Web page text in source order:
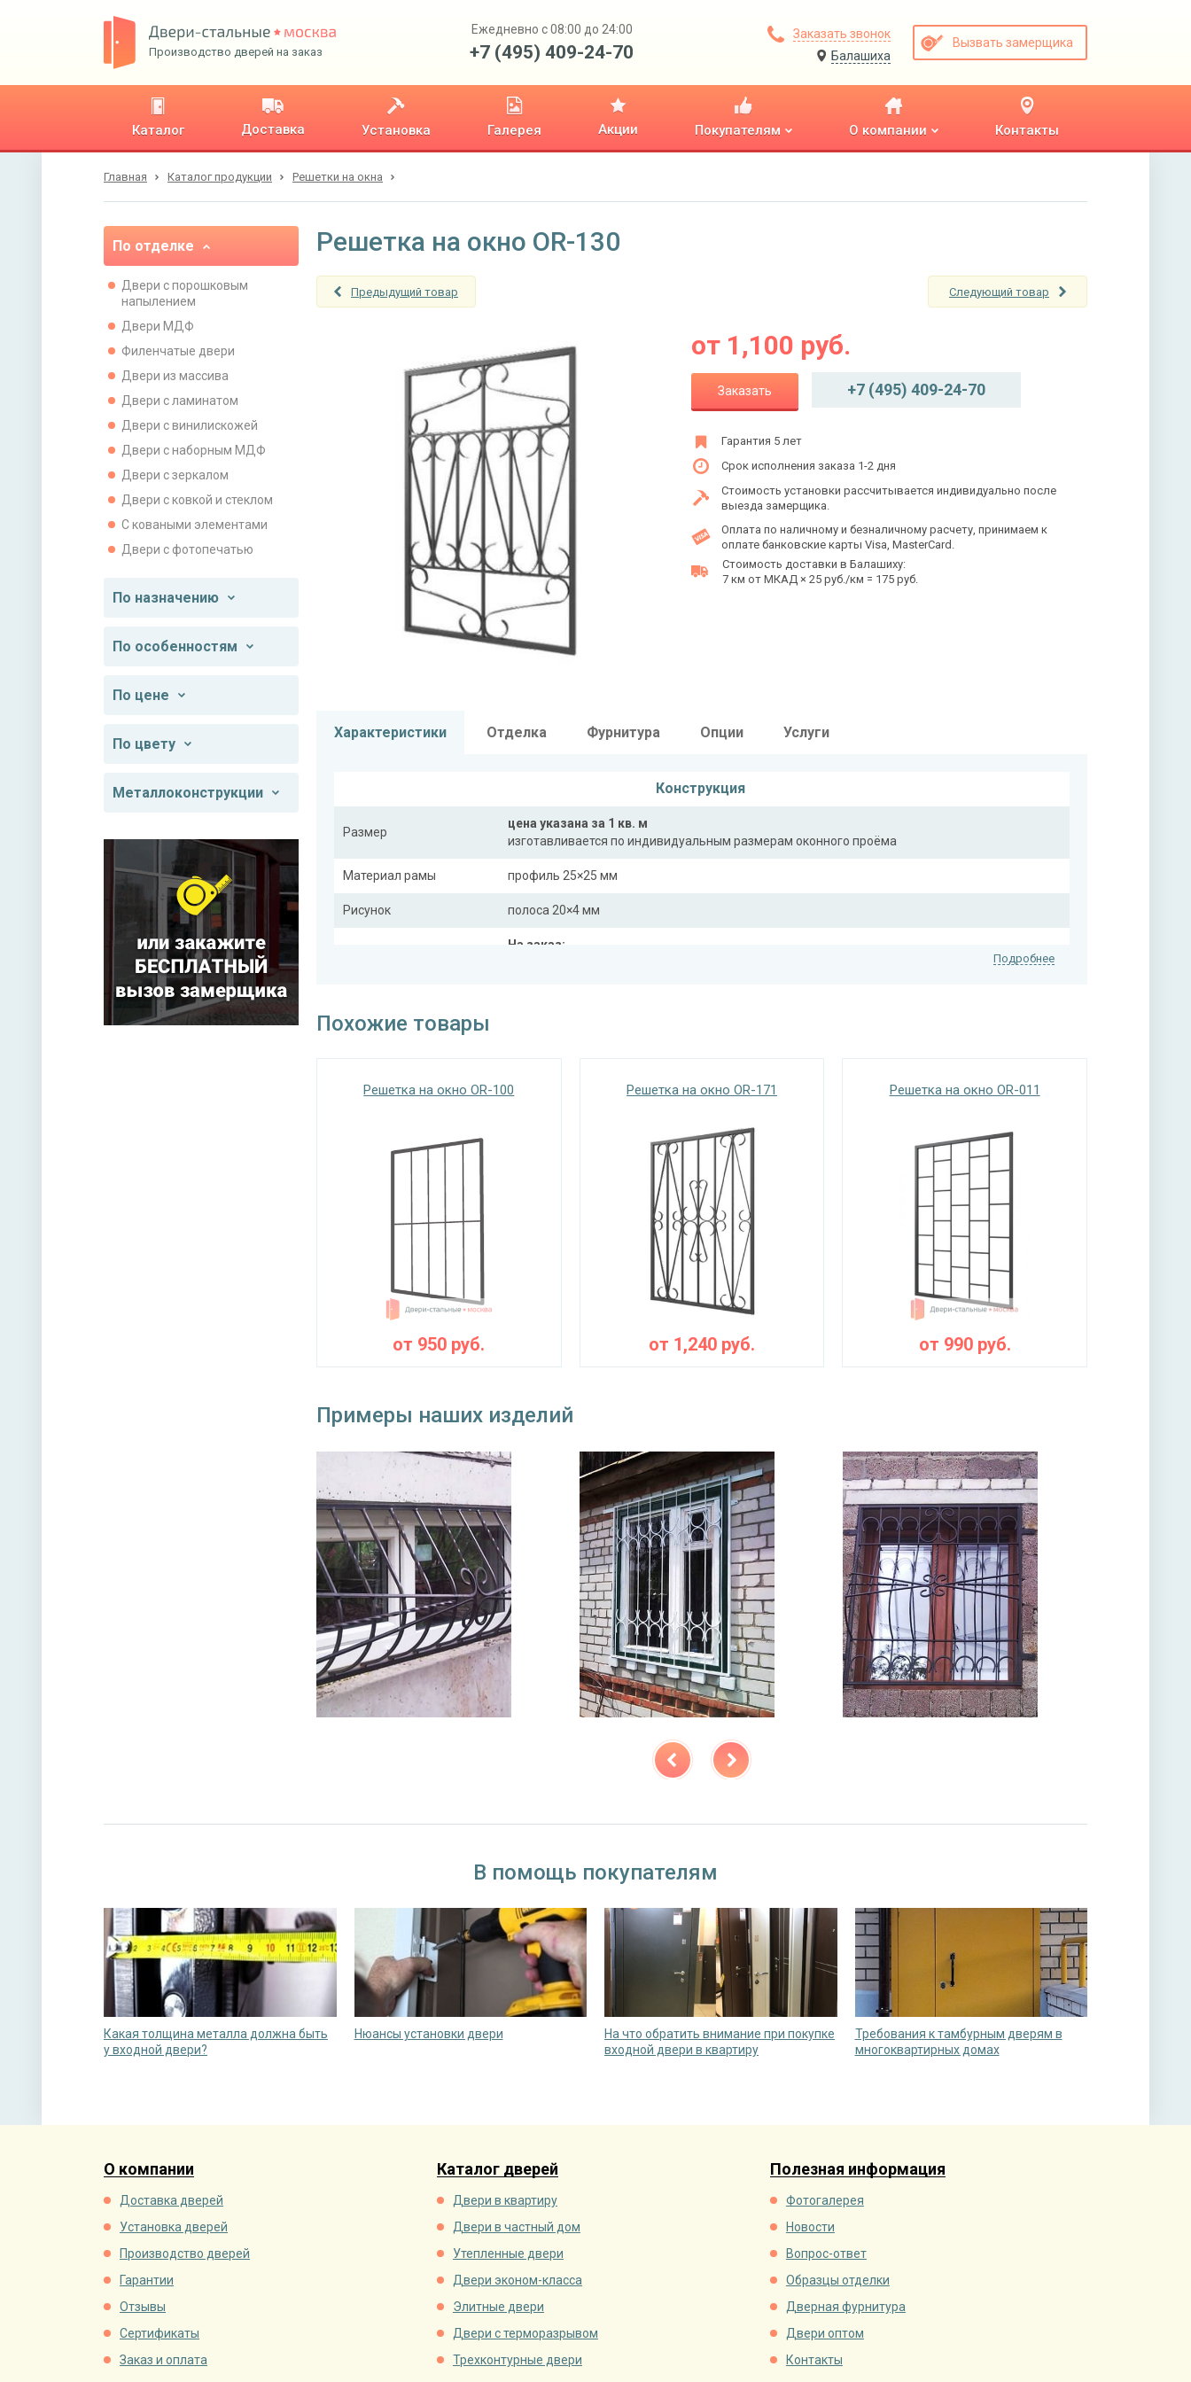
Производство дверей на заказ
Ежедневно с 08:00 до 24:00
+7 (495) 409-24-70
Заказать звонок
Балашиха
Вызвать замерщика
Каталог Доставка Установка Галерея Акции Покупателям О компании Контакты
Главная Каталог продукции Решетки на окна
По отделке
Двери с порошковым
напылением
Двери МДФ
Филенчатые двери
Двери из массива
Двери с ламинатом
Двери с винилискожей
Двери с наборным МДФ
Двери с зеркалом
Двери с ковкой и стеклом
С коваными элементами
Двери с фотопечатью
По назначению
По особенностям
По цене
По цвету
Металлоконструкции
Решетка на окно OR-130
Предыдущий товар Следующий товар
от 1,100 руб.
Заказать +7 (495) 409-24-70
Гарантия 5 лет
Срок исполнения заказа 1-2 дня
Стоимость установки рассчитывается индивидуально после
выезда замерщика.
Оплата по наличному и безналичному расчету, принимаем к
оплате банковские карты Visa, MasterCard.
Стоимость доставки в Балашиху:
7 км от МКАД × 25 руб./км = 175 руб.
Характеристики Отделка Фурнитура Опции Услуги
Конструкция
Размер
цена указана за 1 кв. м
изготавливается по индивидуальным размерам оконного проёма
Материал рамы профиль 25×25 мм
Рисунок полоса 20×4 мм
На заказ:
дутая
Подробнее
Похожие товары
Решетка на окно OR-100
от 950 руб.
Решетка на окно OR-171
от 1,240руб.
Решетка на окно OR-011
от 990руб.
Примеры наших изделий
В помощь покупателям
Какая толщина металла должна быть
у входной двери?
Нюансы установки двери
На что обратить внимание при покупке
входной двери в квартиру
Требования к тамбурным дверям в
многоквартирных домах
О компании
Доставка дверей
Установка дверей
Производство дверей
Гарантии
Отзывы
Сертификаты
Заказ и оплата
Каталог дверей
Двери в квартиру
Двери в частный дом
Утепленные двери
Двери эконом-класса
Элитные двери
Двери с терморазрывом
Трехконтурные двери
Полезная информация
Фотогалерея
Новости
Вопрос-ответ
Образцы отделки
Дверная фурнитура
Двери оптом
Контакты